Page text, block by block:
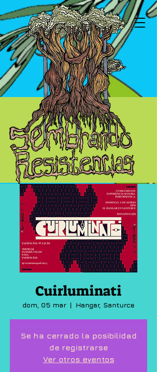
Cuirluminati
dom, 05 mar
  |
Hangar, Santurce
Se ha cerrado la posibilidad
de registrarse
Ver otros eventos